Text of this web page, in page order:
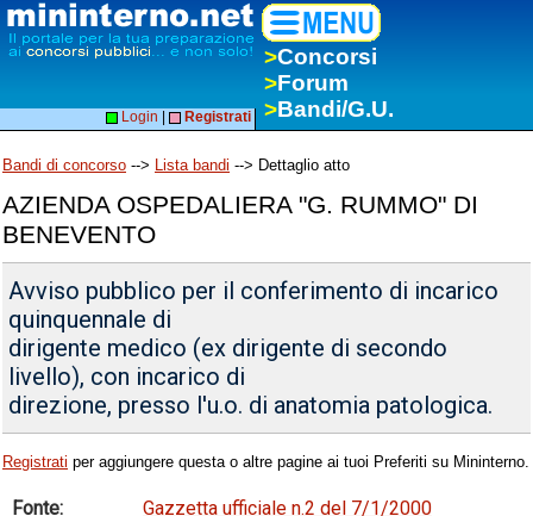
>Concorsi
>Forum
>Bandi/G.U.
Login Registrati
Bandi di concorso --> Lista bandi --> Dettaglio atto
AZIENDA OSPEDALIERA "G. RUMMO" DI
BENEVENTO
Avviso pubblico per il conferimento di incarico
quinquennale di
dirigente medico (ex dirigente di secondo
livello), con incarico di
direzione, presso l'u.o. di anatomia patologica.
Registrati per aggiungere questa o altre pagine ai tuoi Preferiti su Mininterno.
Fonte: Gazzetta ufficiale n.2 del 7/1/2000